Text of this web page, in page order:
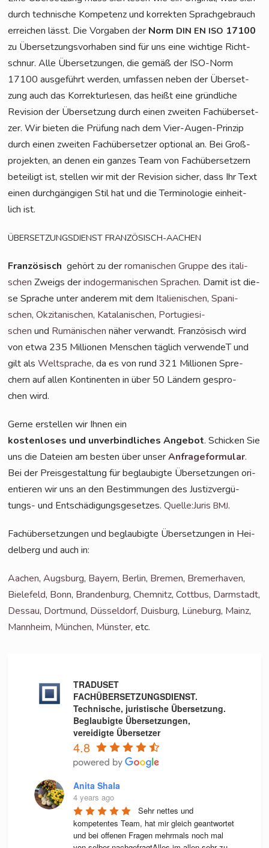
durch tech­ni­sche Kom­pe­tenz und kor­rek­ten Sprach­ge­brauch
errei­chen lässt. Die Vor­ga­ben der Norm DIN EN ISO 17100
zu Über­set­zungs­vor­ha­ben sind für uns eine wich­ti­ge Richt­
schnur. Alle Über­set­zun­gen, die gemäß der ISO-Norm
17100 aus­ge­führt wer­den, umfas­sen neben der Über­set­
zung auch das Kor­rek­tur­le­sen, das heißt eine gründ­li­che
Revi­si­on der Über­set­zung durch einen zwei­ten Fach­über­set­
zer. Wir bie­ten die Prü­fung nach dem Vier-Augen-Prin­zip
durch einen zwei­ten Fach­über­set­zer optio­nal an. Bei Groß­
pro­jek­ten, an denen ein gan­zes Team von Fach­über­set­zern
betei­ligt ist, stel­len wir mit der Revi­si­on sicher, dass Ihr Text
einen durch­gän­gi­gen Stil hat und die Ter­mi­no­lo­gie ein­heit­
lich ist.
ÜBERSETZUNGSDIENST FRANZÖSISCH-AACHEN
Fran­zö­sisch gehört zu derroma­ni­schen Grup­pe desita­li­
schen Zweigs derindo­ger­ma­ni­schen Spra­chen. Damit ist die­
se Spra­che unter ande­rem mit dem Ita­lie­ni­schen,Spa­ni­
schen,Okzita­ni­schen, Kata­la­ni­schen, Por­tu­gie­si­
schen und Rumä­ni­schen näher ver­wandt. Fran­zö­sisch wird
von etwa 235 Mil­lio­nen Men­schen täg­lich ver­wen­deT und
gilt alsWelt­spra­che, da es von rund 321 Mil­lio­nenSpre­
chern auf allen Kon­ti­nen­ten in über 50 Län­dern gespro­
chen wird.
Ger­ne erstel­len wir Ihnen ein
kos­ten­lo­ses und unver­bind­li­ches Ange­bot. Schi­cken Sie
uns die Datei­en am bes­ten über unserAnfra­ge­for­mu­lar.
Bei der Preis­ge­stal­tung für beglau­big­te Über­set­zun­gen ori­
en­tie­ren wir uns an den Bestim­mun­gen des Jus­tiz­ver­gü­
tungs- und Ent­schä­di­gungs­ge­set­zes.Quelle:JurisBMJ.
Fach­über­set­zun­gen und beglau­big­te Über­set­zun­gen in Hei­
del­berg und auch in:
Aachen,Augs­burg, Bay­ern, Ber­lin, Bre­men, Bre­mer­ha­ven,
Bie­le­feld, Bonn, Bran­den­burg,Chem­nitz,Cott­bus, Darm­stadt,
Des­sau, Dort­mund, Düs­sel­dorf, Duis­burg, Lüne­burg, Mainz,
Mann­heim, Mün­chen, Müns­ter, etc.
TRADUSET
FACHÜBERSETZUNGSDIENST.
Technische, juristische Übersetzung.
Beglaubigte Übersetzungen,
vereidigte Übersetzer
4.8
Anita Shala
4 years ago
Sehr nettes und
kompetentes Team, hat mir gleich geantwortet
und bei offenen Fragen mehrmals noch mal